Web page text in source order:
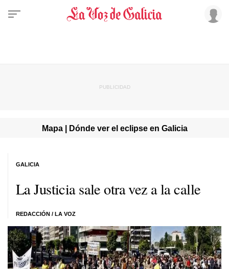
Mapa | Dónde ver el eclipse en Galicia
La Justicia sale otra vez a la calle
REDACCIÓN / LA VOZ
GALICIA